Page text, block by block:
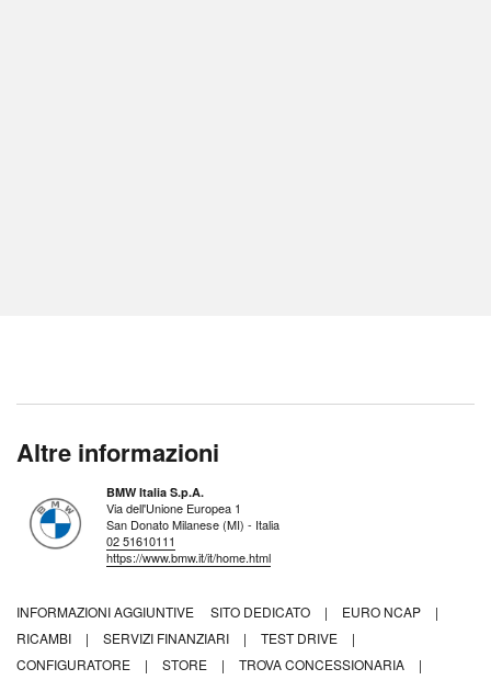
Altre informazioni
BMW Italia S.p.A.
Via dell'Unione Europea 1
San Donato Milanese (MI) - Italia
02 51610111
https://www.bmw.it/it/home.html
INFORMAZIONI AGGIUNTIVE SITO DEDICATO | EURO NCAP
|
RICAMBI
| SERVIZI FINANZIARI | TEST DRIVE
|
CONFIGURATORE
| STORE | TROVA CONCESSIONARIA
|